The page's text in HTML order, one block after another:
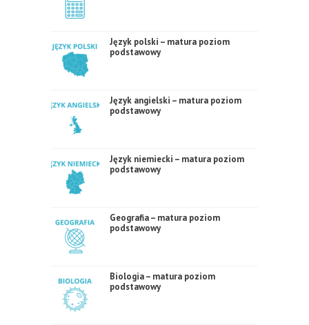
Język polski – matura poziom
podstawowy
Język angielski – matura poziom
podstawowy
Język niemiecki – matura poziom
podstawowy
Geografia – matura poziom
podstawowy
Biologia – matura poziom
podstawowy